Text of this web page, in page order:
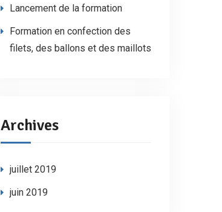
Lancement de la formation
Formation en confection des
filets, des ballons et des maillots
Archives
juillet 2019
juin 2019